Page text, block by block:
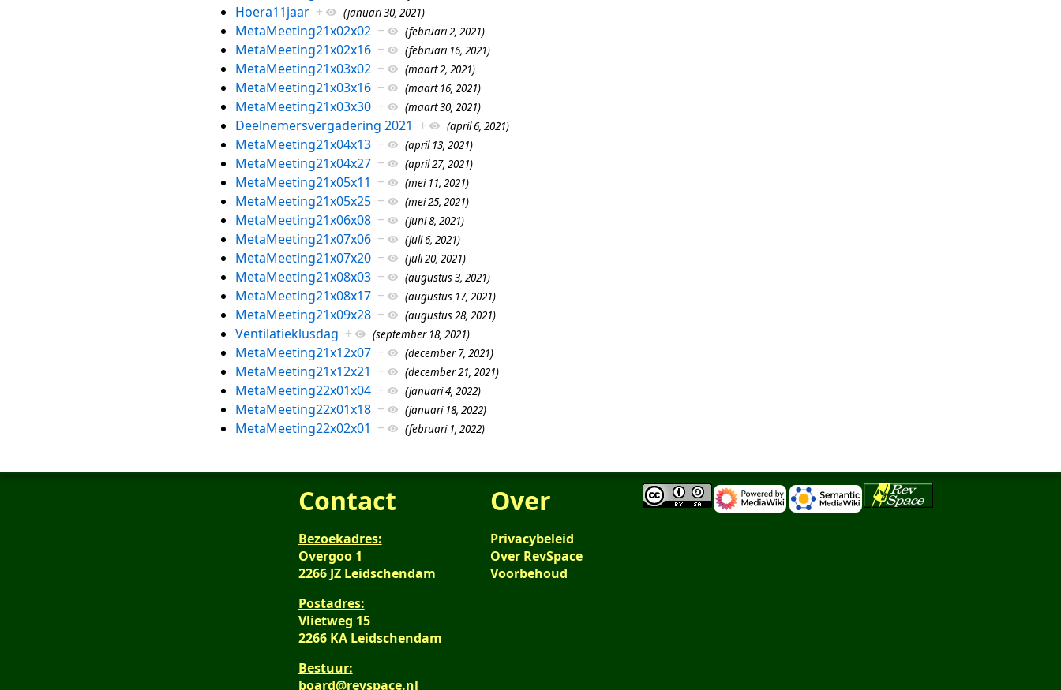
Hoera11jaar + (januari 30, 2021)
MetaMeeting21x02x02 + (februari 2, 2021)
MetaMeeting21x02x16 + (februari 16, 2021)
MetaMeeting21x03x02 + (maart 2, 2021)
MetaMeeting21x03x16 + (maart 16, 2021)
MetaMeeting21x03x30 + (maart 30, 2021)
Deelnemersvergadering 2021 + (april 6, 2021)
MetaMeeting21x04x13 + (april 13, 2021)
MetaMeeting21x04x27 + (april 27, 2021)
MetaMeeting21x05x11 + (mei 11, 2021)
MetaMeeting21x05x25 + (mei 25, 2021)
MetaMeeting21x06x08 + (juni 8, 2021)
MetaMeeting21x07x06 + (juli 6, 2021)
MetaMeeting21x07x20 + (juli 20, 2021)
MetaMeeting21x08x03 + (augustus 3, 2021)
MetaMeeting21x08x17 + (augustus 17, 2021)
MetaMeeting21x09x28 + (augustus 28, 2021)
Ventilatieklusdag + (september 18, 2021)
MetaMeeting21x12x07 + (december 7, 2021)
MetaMeeting21x12x21 + (december 21, 2021)
MetaMeeting22x01x04 + (januari 4, 2022)
MetaMeeting22x01x18 + (januari 18, 2022)
MetaMeeting22x02x01 + (februari 1, 2022)
Contact
Bezoekadres:
Overgoo 1
2266 JZ Leidschendam
Postadres:
Vlietweg 15
2266 KA Leidschendam
Bestuur:
board@revspace.nl
Over
Privacybeleid
Over RevSpace
Voorbehoud